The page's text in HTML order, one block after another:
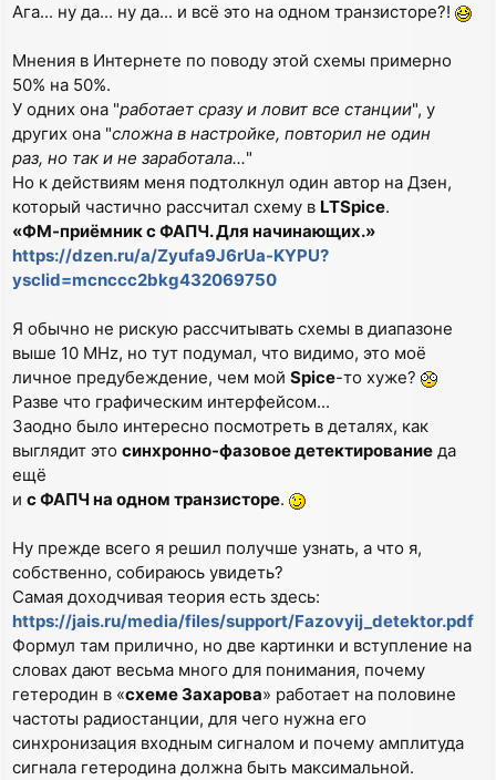
Ага... ну да... ну да... и всё это на одном транзисторе?!
Мнения в Интернете по поводу этой схемы примерно
50% на 50%.
У одних она "работает сразу и ловит все станции", у
других она "сложна в настройке, повторил не один
раз, но так и не заработала..."
Но к действиям меня подтолкнул один автор на Дзен,
который частично рассчитал схему в LTSpice.
«ФМ-приёмник с ФАПЧ. Для начинающих.»
https://dzen.ru/a/Zyufa9J6rUa-KYPU?
ysclid=mcnccc2bkg432069750
Я обычно не рискую рассчитывать схемы в диапазоне
выше 10 MHz, но тут подумал, что видимо, это моё
личное предубеждение, чем мой Spice-то хуже?
Разве что графическим интерфейсом...
Заодно было интересно посмотреть в деталях, как
выглядит это синхронно-фазовое детектирование да
ещё
и с ФАПЧ на одном транзисторе.
Ну прежде всего я решил получше узнать, а что я,
собственно, собираюсь увидеть?
Самая доходчивая теория есть здесь:
https://jais.ru/media/files/support/Fazovyij_detektor.pdf
Формул там прилично, но две картинки и вступление на
словах дают весьма много для понимания, почему
гетеродин в «схеме Захарова» работает на половине
частоты радиостанции, для чего нужна его
синхронизация входным сигналом и почему амплитуда
сигнала гетеродина должна быть максимальной.